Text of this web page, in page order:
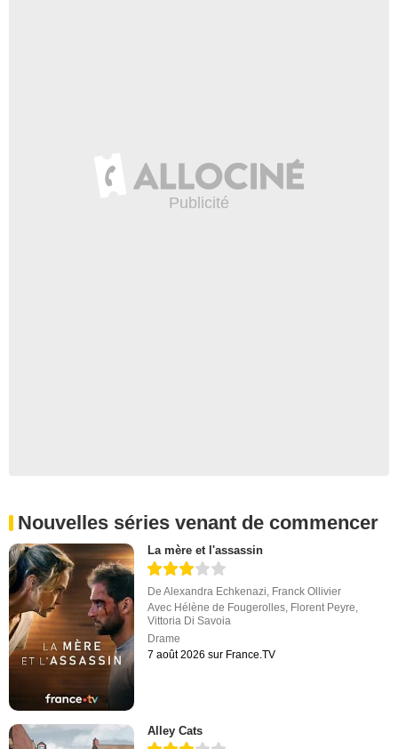
Nouvelles séries venant de commencer
La mère et l'assassin
DeAlexandra Echkenazi Franck Ollivier
Avec Hélène de Fougerolles Florent Peyre
Vittoria Di Savoia
Drame
7 août 2026 sur France.TV
Alley Cats